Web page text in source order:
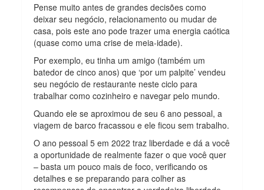
Pense muito antes de grandes decisões como
deixar seu negócio, relacionamento ou mudar de
casa, pois este ano pode trazer uma energia caótica
(quase como uma crise de meia-idade).
Por exemplo, eu tinha um amigo (também um
batedor de cinco anos) que ‘por um palpite’ vendeu
seu negócio de restaurante neste ciclo para
trabalhar como cozinheiro e navegar pelo mundo.
Quando ele se aproximou de seu 6 ano pessoal, a
viagem de barco fracassou e ele ficou sem trabalho.
O ano pessoal 5 em 2022 traz liberdade e dá a você
a oportunidade de realmente fazer o que você quer
– basta um pouco mais de foco, verificando os
detalhes e se preparando para colher as